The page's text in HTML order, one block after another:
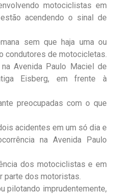
motociclistas em
acendendo o sinal de
sem que haja uma ou
condutores de motocicletas.
Avenida Paulo Maciel de
Eisberg, em frente à
preocupadas com o que
acidentes em um só dia e
na Avenida Paulo
dos motociclistas e em
parte dos motoristas.
pilotando imprudentemente,